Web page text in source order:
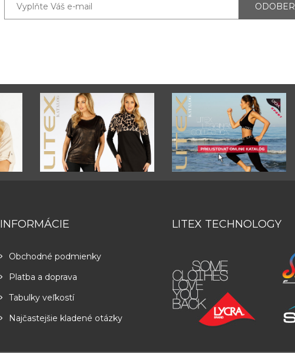
INFORMÁCIE
Obchodné podmienky
Platba a doprava
Tabulky veľkostí
Najčastejšie kladené otázky
LITEX TECHNOLOGY